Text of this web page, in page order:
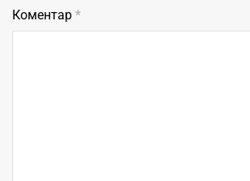
Коментар *